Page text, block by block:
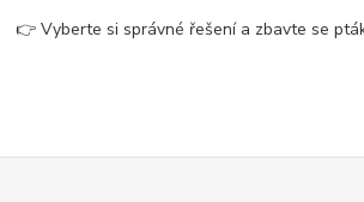
👉 Vyberte si správné řešení a zbavte se